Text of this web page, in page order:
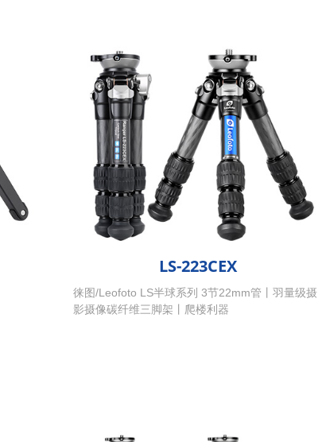
LS-223CEX
徕图/Leofoto LS半球系列 3节22mm管丨羽量级摄
影摄像碳纤维三脚架丨爬楼利器